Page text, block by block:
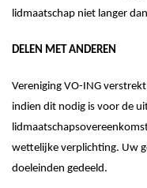
lidmaatschap niet langer
DELEN MET ANDEREN
Vereniging VO-ING verstrekt
indien dit nodig is voor de
lidmaatschaps
wettelijke verplichting. Uw
doeleinden gedeeld.